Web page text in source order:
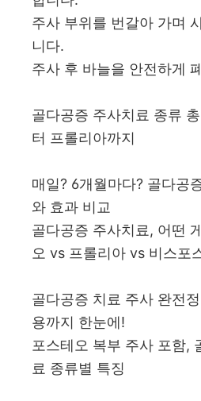
주사 부위를 번갈아 가며
니다.​
주사 후 바늘을 안전하게
골다공증 주사치료 종류
터 프롤리아까지
매일? 6개월마다? 골다공
와 효과 비교
골다공증 주사치료, 어떤
오 vs 프롤리아 vs 비스포
골다공증 치료 주사 완전
용까지 한눈에!
포스테오 복부 주사 포함,
료 종류별 특징